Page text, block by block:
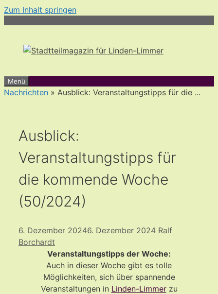
Zum Inhalt springen
Menü
Nachrichten » Ausblick: Veranstaltungstipps für die ...
Ausblick:
Veranstaltungstipps für
die kommende Woche
(50/2024)
6. Dezember 20246. Dezember 2024 Ralf
Borchardt
Veranstaltungstipps der Woche:
Auch in dieser Woche gibt es tolle
Möglichkeiten, sich über spannende
Veranstaltungen in Linden-Limmerzu